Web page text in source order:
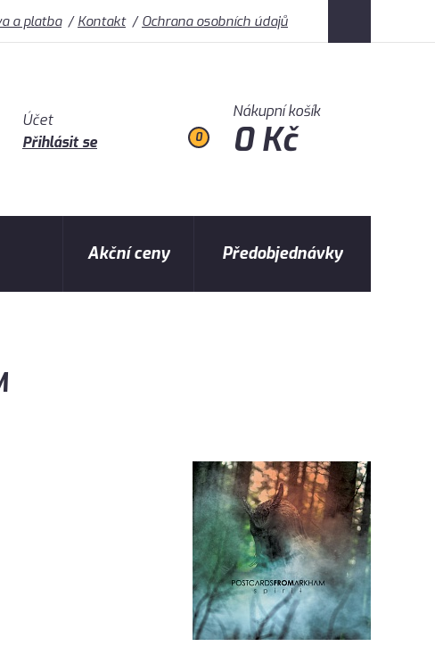
a platba Kontakt Ochrana osobních údajů
Účet
Přihlásit se
0
Nákupní košík
0 Kč
Akční ceny Předobjednávky